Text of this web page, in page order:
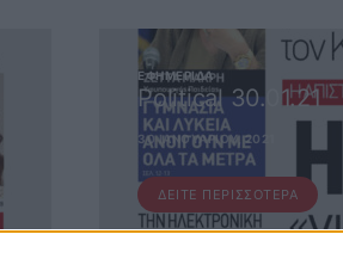
ΕΦΗΜΕΡΊΔΑ
Political 30.01.21
30 ΙΑΝΟΥΑΡΊΟΥ, 2021
ΔΕΊΤΕ ΠΕΡΙΣΣΌΤΕΡΑ